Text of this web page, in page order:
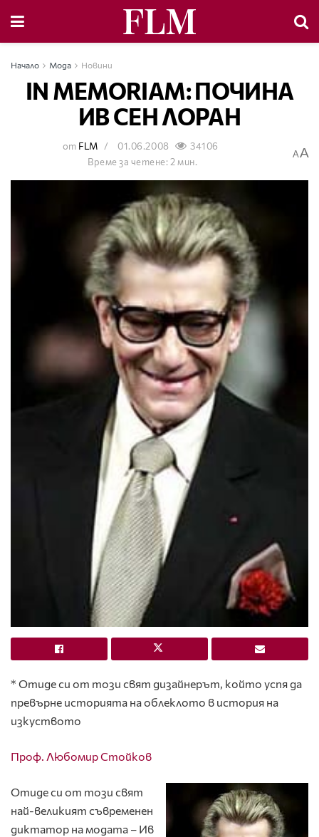
Начало Мода Новини
IN MEMORIAM: ПОЧИНА
ИВ СЕН ЛОРАН
от FLM 01.06.2008
34106
Време за четене: 2 мин.
AA
* Отиде си от този свят дизайнерът, който успя да
превърне историята на облеклото в история на
изкуството
Проф. Любомир Стойков
Отиде си от този свят
най-великият съвременен
диктатор на модата – Ив